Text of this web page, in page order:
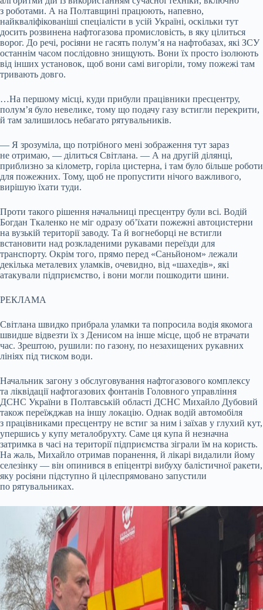
з роботами. А на Полтавщині працюють, напевно,
найкваліфікованіші спеціалісти в усій Україні, оскільки тут
досить розвинена нафтогазова промисловість, в яку цілиться
ворог. До речі, росіяни не гасять полум’я на нафтобазах, які ЗСУ
останнім часом послідовно знищують. Вони їх просто ізолюють
від інших установок, щоб вони самі вигоріли, тому пожежі там
тривають довго.
…На першому місці, куди прибули працівники пресцентру,
полум’я було невелике, тому що подачу газу встигли перекрити,
й там залишилось небагато рятувальників.
— Я зрозуміла, що потрібного мені зображення тут зараз
не отримаю, — ділиться Світлана. — А на другій ділянці,
приблизно за кілометр, горіла цистерна, і там було більше роботи
для пожежних. Тому, щоб не пропустити нічого важливого,
вирішую їхати туди.
Проти такого рішення начальниці пресцентру були всі. Водій
Богдан Ткаленко не міг одразу об’їхати пожежні автоцистерни
на вузькій території заводу. Та й вогнеборці не встигли
встановити над розкладеними рукавами переїзди для
транспорту. Окрім того, прямо перед «Саньйоном» лежали
декілька металевих уламків, очевидно, від «шахедів», які
атакували підприємство, і вони могли пошкодити шини.
РЕКЛАМА
Світлана швидко прибрала уламки та попросила водія якомога
швидше відвезти їх з Денисом на інше місце, щоб не втрачати
час. Зрештою, рушили: по газону, по незахищених рукавних
лініях під тиском води.
Начальник загону з обслуговування нафтогазового комплексу
та ліквідації нафтогазових фонтанів Головного управління
ДСНС України в Полтавській області ДСНС Михайло Дубовий
також переїжджав на іншу локацію. Однак водій автомобіля
з працівниками пресцентру не встиг за ним і заїхав у глухий кут,
упершись у купу металобрухту. Саме ця купа й незначна
затримка в часі на території підприємства зіграли їм на користь.
На жаль, Михайло отримав поранення, й лікарі видалили йому
селезінку — він опинився в епіцентрі вибуху балістичної ракети,
яку росіяни підступно й цілеспрямовано запустили
по рятувальниках.